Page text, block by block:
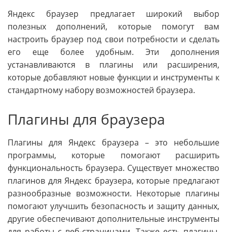
Яндекс браузер предлагает широкий выбор
полезных дополнений, которые помогут вам
настроить браузер под свои потребности и сделать
его еще более удобным. Эти дополнения
устанавливаются в плагины или расширения,
которые добавляют новые функции и инструменты к
стандартному набору возможностей браузера.
Плагины для браузера
Плагины для Яндекс браузера – это небольшие
программы, которые помогают расширить
функциональность браузера. Существует множество
плагинов для Яндекс браузера, которые предлагают
разнообразные возможности. Некоторые плагины
помогают улучшить безопасность и защиту данных,
другие обеспечивают дополнительные инструменты